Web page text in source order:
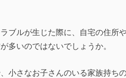
ブルが生じた際に、自宅の住所
多いのではないでしょうか。
小さなお子さんのいる家族持ち